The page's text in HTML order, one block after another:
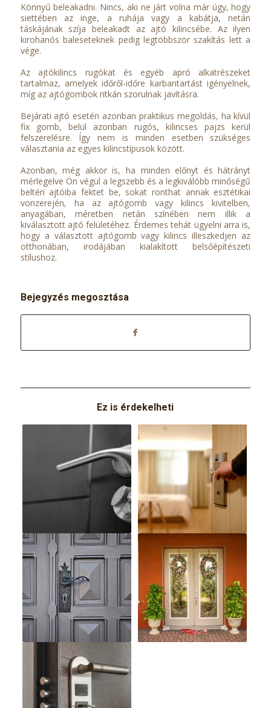
Könnyű beleakadni. Nincs, aki ne járt volna már úgy, hogy
siettében az inge, a ruhája vagy a kabátja, netán
táskájának szíja beleakadt az ajtó kilincsébe. Az ilyen
kirohanós baleseteknek pedig legtöbbször szakítás lett a
vége.
Az ajtókilincs rugókat és egyéb apró alkatrészeket
tartalmaz, amelyek időről-időre karbantartást igényelnek,
míg az ajtógombok ritkán szorulnak javításra.
Bejárati ajtó esetén azonban praktikus megoldás, ha kívül
fix gomb, belül azonban rugós, kilincses pajzs kerül
felszerelésre. Így nem is minden esetben szükséges
választania az egyes kilincstípusok között.
Azonban, még akkor is, ha minden előnyt és hátrányt
mérlegelve Ön végül a legszebb és a legkiválóbb minőségű
beltéri ajtóiba fektet be, sokat ronthat annak esztétikai
vonzerején, ha az ajtógomb vagy kilincs kivitelben,
anyagában, méretben netán színében nem illik a
kiválasztott ajtó felületéhez. Érdemes tehát ügyelni arra is,
hogy a választott ajtógomb vagy kilincs illeszkedjen az
otthonában, irodájában kialakított belsőépítészeti
stílushoz.
Bejegyzés megosztása
Ez is érdekelheti